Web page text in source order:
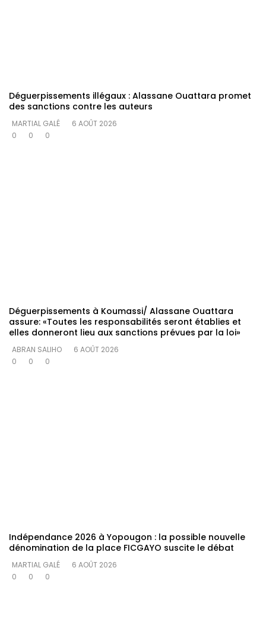
Déguerpissements illégaux : Alassane Ouattara promet
des sanctions contre les auteurs
MARTIAL GALÉ
6 AOÛT 2026
0
0 0
Déguerpissements à Koumassi/ Alassane Ouattara
assure: «Toutes les responsabilités seront établies et
elles donneront lieu aux sanctions prévues par la loi»
ABRAN SALIHO
6 AOÛT 2026
0
0 0
Indépendance 2026 à Yopougon : la possible nouvelle
dénomination de la place FICGAYO suscite le débat
MARTIAL GALÉ
6 AOÛT 2026
0
0 0